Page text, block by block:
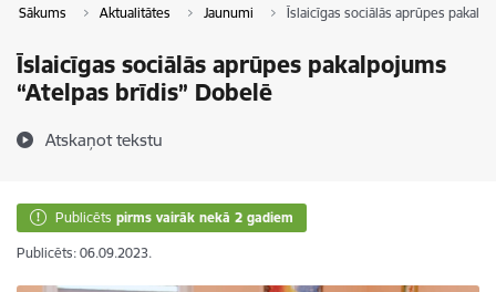
Sākums Aktualitātes Jaunumi Īslaicīgas sociālās aprūpes
Īslaicīgas sociālās aprūpes pakalpojums
“Atelpas brīdis” Dobelē
Atskaņot tekstu
Publicēts pirms vairāk nekā 2 gadiem
Publicēts: 06.09.2023.